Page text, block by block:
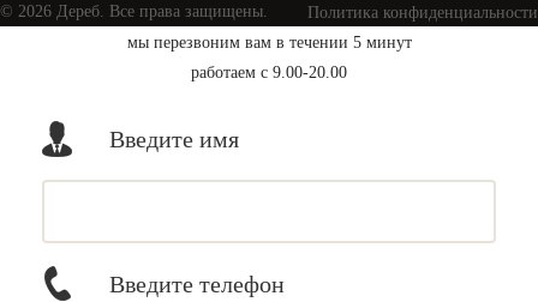
© 2026 Дереб. Все права защищены.
Политика конфиденциальности
мы перезвоним вам в течении 5 минут
работаем с 9.00-20.00
Введите имя
Введите телефон